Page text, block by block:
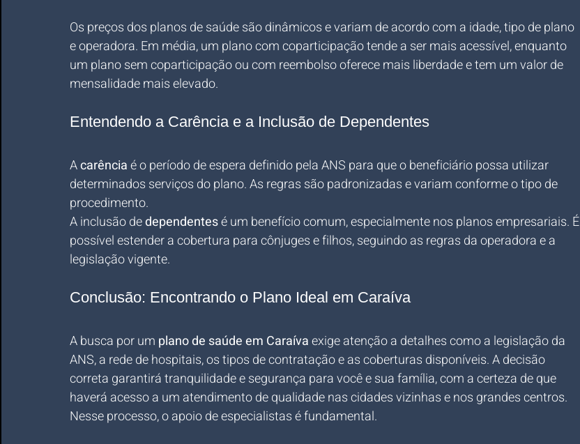
Os preços dos planos de saúde são dinâmicos e variam de acordo com a idade, tipo de plano
e operadora. Em média, um plano com coparticipação tende a ser mais acessível, enquanto
um plano sem coparticipação ou com reembolso oferece mais liberdade e tem um valor de
mensalidade mais elevado.
Entendendo a Carência e a Inclusão de Dependentes
A carência é o período de espera definido pela ANS para que o beneficiário possa utilizar
determinados serviços do plano. As regras são padronizadas e variam conforme o tipo de
procedimento.
A inclusão de dependentes é um benefício comum, especialmente nos planos empresariais. É
possível estender a cobertura para cônjuges e filhos, seguindo as regras da operadora e a
legislação vigente.
Conclusão: Encontrando o Plano Ideal em Caraíva
A busca por um plano de saúde em Caraíva exige atenção a detalhes como a legislação da
ANS, a rede de hospitais, os tipos de contratação e as coberturas disponíveis. A decisão
correta garantirá tranquilidade e segurança para você e sua família, com a certeza de que
haverá acesso a um atendimento de qualidade nas cidades vizinhas e nos grandes centros.
Nesse processo, o apoio de especialistas é fundamental.